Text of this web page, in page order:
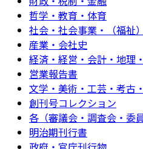
哲学・教育・体育
社会・社会事業・（福祉
産業・会社史
経済・経営・会計・地理
営業報告書
文学・美術・工芸・考古
創刊号コレクション
各（審議会・調査会・委
明治期刊行書